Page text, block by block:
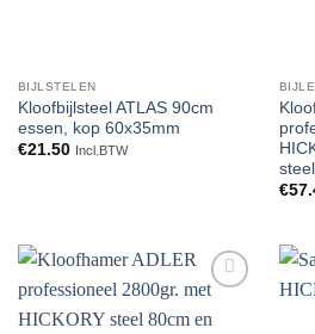
BIJLSTELEN
Kloofbijlsteel ATLAS 90cm
essen, kop 60x35mm
€21.50 Incl.BTW
€
aan